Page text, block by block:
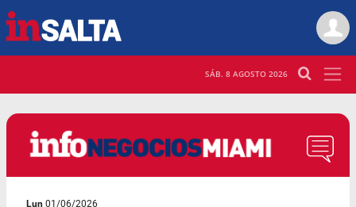
SÁB. 8 AGOSTO 2026
Lun 01/06/2026